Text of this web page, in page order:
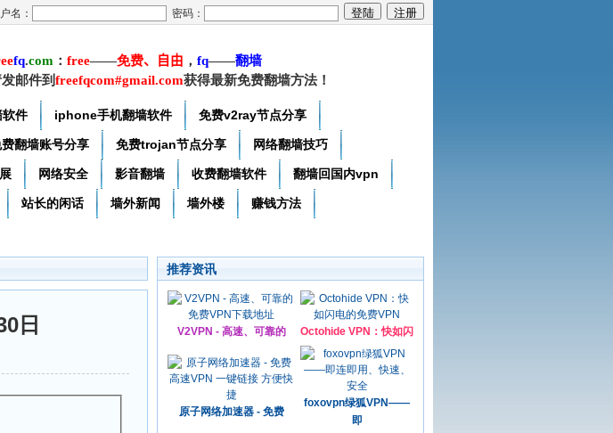
名： 密码：
fq.com ： free——免费、自由 ， fq——翻墙
邮件到freefqcom#gmail.com获得最新免费翻墙方法！
件 iphone手机翻墙软件 免费v2ray节点分享
翻墙账号分享 免费trojan节点分享 网络翻墙技巧
网络安全 影音翻墙 收费翻墙软件 翻墙回国内vpn
站长的闲话 墙外新闻 墙外楼 赚钱方法
日
推荐资讯
V2VPN - 高速、可靠的 Octohide VPN：快如闪
原子网络加速器 - 免费
foxovpn绿狐VPN——
即